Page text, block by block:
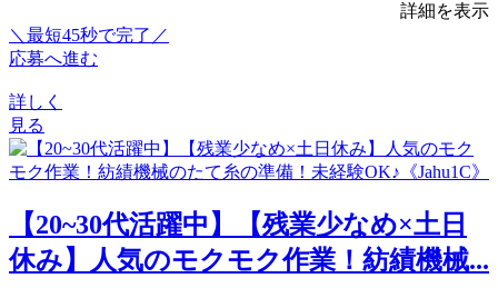
詳細を表示
＼最短45秒で完了／
応募へ進む
詳しく
見る
【20~30代活躍中】【残業少なめ×土日
休み】人気のモクモク作業！紡績機械...